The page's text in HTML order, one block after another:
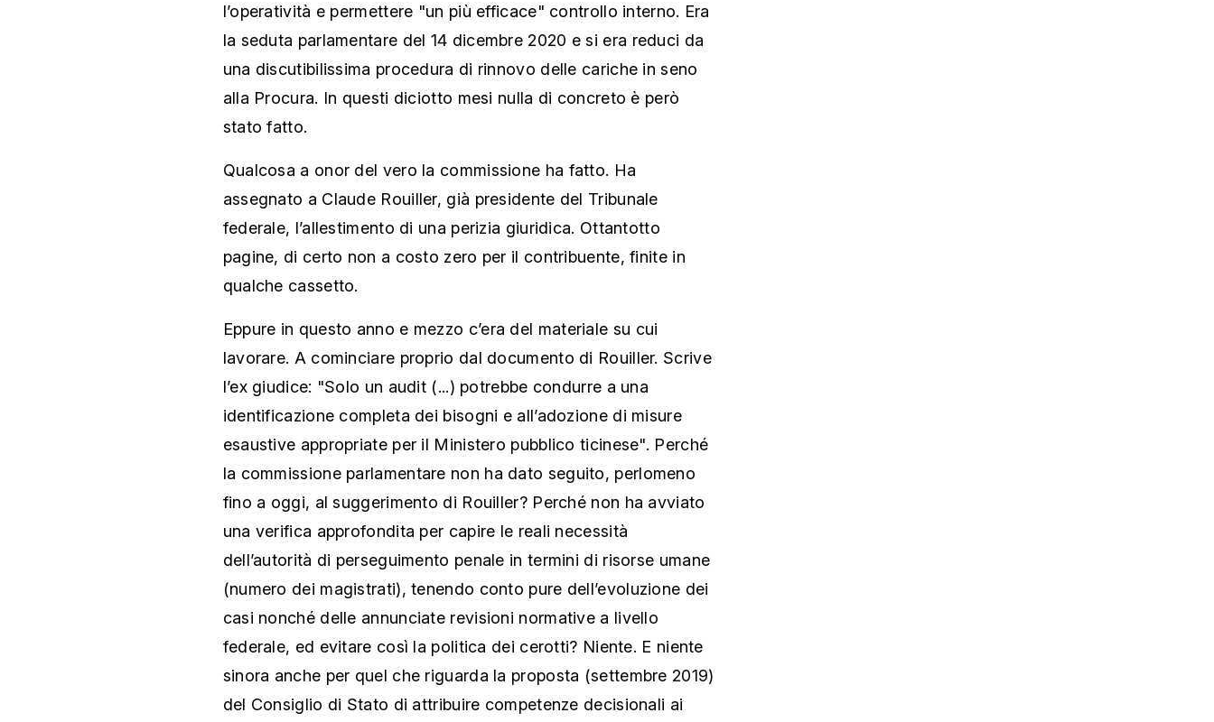
l’operatività e permettere "un più efficace" controllo interno. Era
la seduta parlamentare del 14 dicembre 2020 e si era reduci da
una discutibilissima procedura di rinnovo delle cariche in seno
alla Procura. In questi diciotto mesi nulla di concreto è però
stato fatto.
Qualcosa a onor del vero la commissione ha fatto. Ha
assegnato a Claude Rouiller, già presidente del Tribunale
federale, l’allestimento di una perizia giuridica. Ottantotto
pagine, di certo non a costo zero per il contribuente, finite in
qualche cassetto.
Eppure in questo anno e mezzo c’era del materiale su cui
lavorare. A cominciare proprio dal documento di Rouiller. Scrive
l’ex giudice: "Solo un audit (...) potrebbe condurre a una
identificazione completa dei bisogni e all’adozione di misure
esaustive appropriate per il Ministero pubblico ticinese". Perché
la commissione parlamentare non ha dato seguito, perlomeno
fino a oggi, al suggerimento di Rouiller? Perché non ha avviato
una verifica approfondita per capire le reali necessità
dell’autorità di perseguimento penale in termini di risorse umane
(numero dei magistrati), tenendo conto pure dell’evoluzione dei
casi nonché delle annunciate revisioni normative a livello
federale, ed evitare così la politica dei cerotti? Niente. E niente
sinora anche per quel che riguarda la proposta (settembre 2019)
del Consiglio di Stato di attribuire competenze decisionali ai